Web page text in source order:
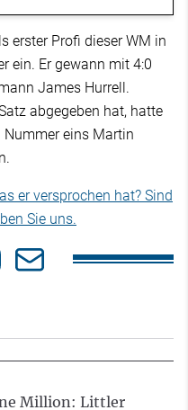
erster Profi dieser WM in
ein. Er gewann mit 4:0
James Hurrell.
abgegeben hat, hatte
Nummer eins Martin
er versprochen hat? Sind
Sie uns.
Million: Littler